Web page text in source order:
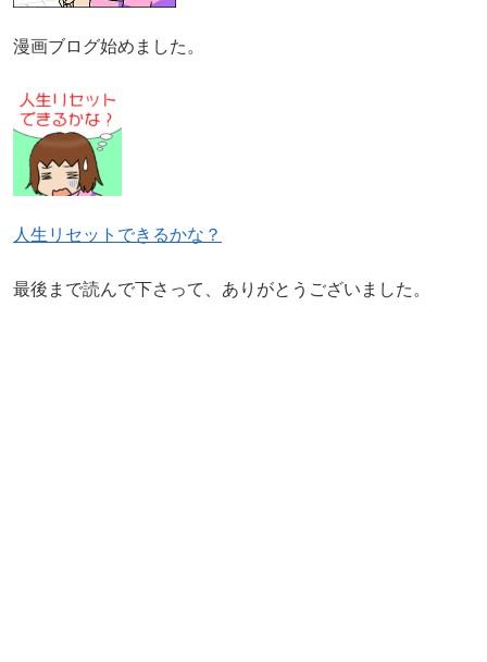
漫画ブログ始めました。
人生リセットできるかな？
最後まで読んで下さって、ありがとうございました。